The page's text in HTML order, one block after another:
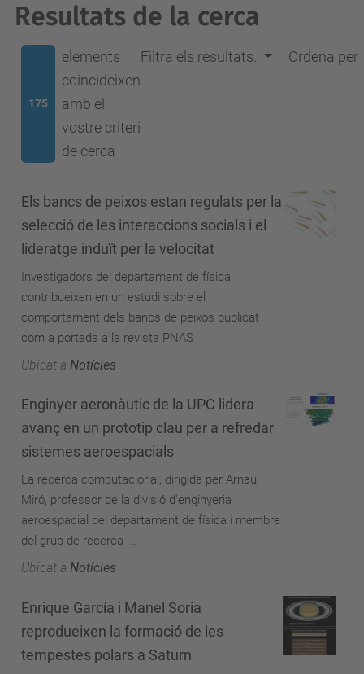
Resultats de la cerca
175
elements
coincideixen
amb el
vostre criteri
de cerca
Filtra els resultats. Ordena per
Els bancs de peixos estan regulats per la
selecció de les interaccions socials i el
lideratge induït per la velocitat
Investigadors del departament de física
contribueixen en un estudi sobre el
comportament dels bancs de peixos publicat
com a portada a la revista PNAS
Ubicat a Notícies
Enginyer aeronàutic de la UPC lidera
avanç en un prototip clau per a refredar
sistemes aeroespacials
La recerca computacional, dirigida per Arnau
Miró, professor de la divisió d'enginyeria
aeroespacial del departament de física i membre
del grup de recerca ...
Ubicat a Notícies
Enrique García i Manel Soria
reprodueixen la formació de les
tempestes polars a Saturn